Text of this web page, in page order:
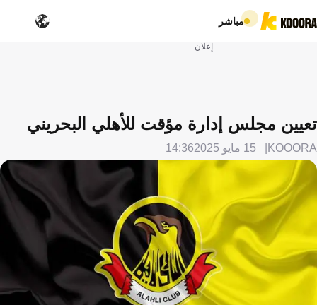
مباشر
إعلان
تعيين مجلس إدارة مؤقت للأهلي البحريني
KOOORA 15 مايو 2025 14:36